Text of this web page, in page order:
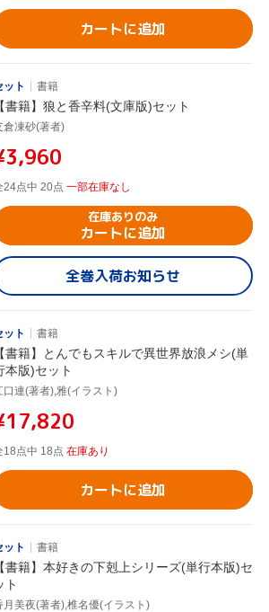
カートに追加
ット 書籍
【書籍】狼と香辛料(文庫版)セット
倉凍砂(著者)
¥3,960
24点中 20点 一部在庫なし
在庫ありのみ
カートに追加
全巻入荷お知らせ
ット 書籍
【書籍】とんでもスキルで異世界放浪メシ(単
本版)セット
口連(著者),雅(イラスト)
¥17,820
18点中 18点 在庫あり
カートに追加
ット 書籍
【書籍】本好きの下剋上シリーズ(単行本版)セ
ト
月美夜(著者),椎名優(イラスト)